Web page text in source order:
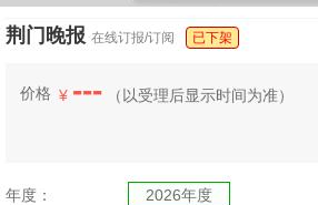
荆门晚报在线订报/订阅 已下架
价格 ¥ --- （ 以受理后显示时间为准）
年度： 2026年度